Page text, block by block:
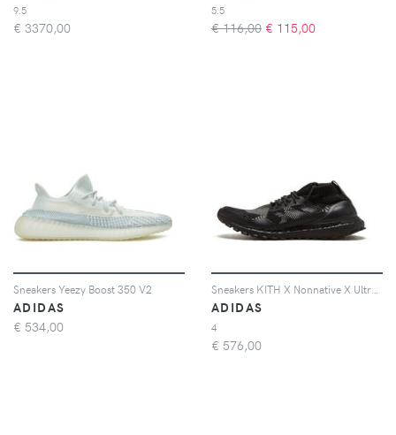
9.5
€ 3370,00
5.5
€ 116,00 € 115,00
Sneakers Yeezy Boost 350 V2
ADIDAS
€ 534,00
ADIDAS
4
€ 576,00